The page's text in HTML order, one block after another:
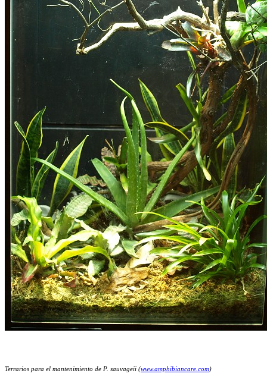
Terrarios para el mantenimiento de P. sauvageii (www.amphibiancare.com)